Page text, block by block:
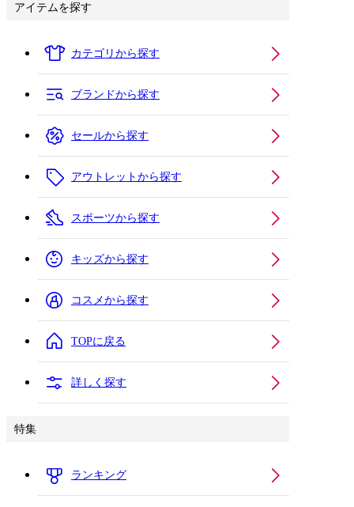
アイテムを探す
カテゴリから探す
ブランドから探す
セールから探す
アウトレットから探す
スポーツから探す
キッズから探す
コスメから探す
TOPに戻る
詳しく探す
特集
ランキング